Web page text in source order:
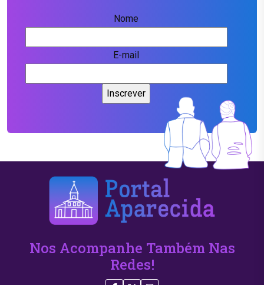
Nome
E-mail
Nos Acompanhe Também Nas
Redes!